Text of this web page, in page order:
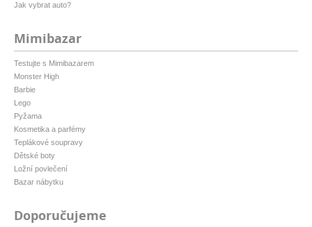
Jak vybrat auto?
Mimibazar
Testujte s Mimibazarem
Monster High
Barbie
Lego
Pyžama
Kosmetika a parfémy
Teplákové soupravy
Dětské boty
Ložní povlečení
Bazar nábytku
Doporučujeme